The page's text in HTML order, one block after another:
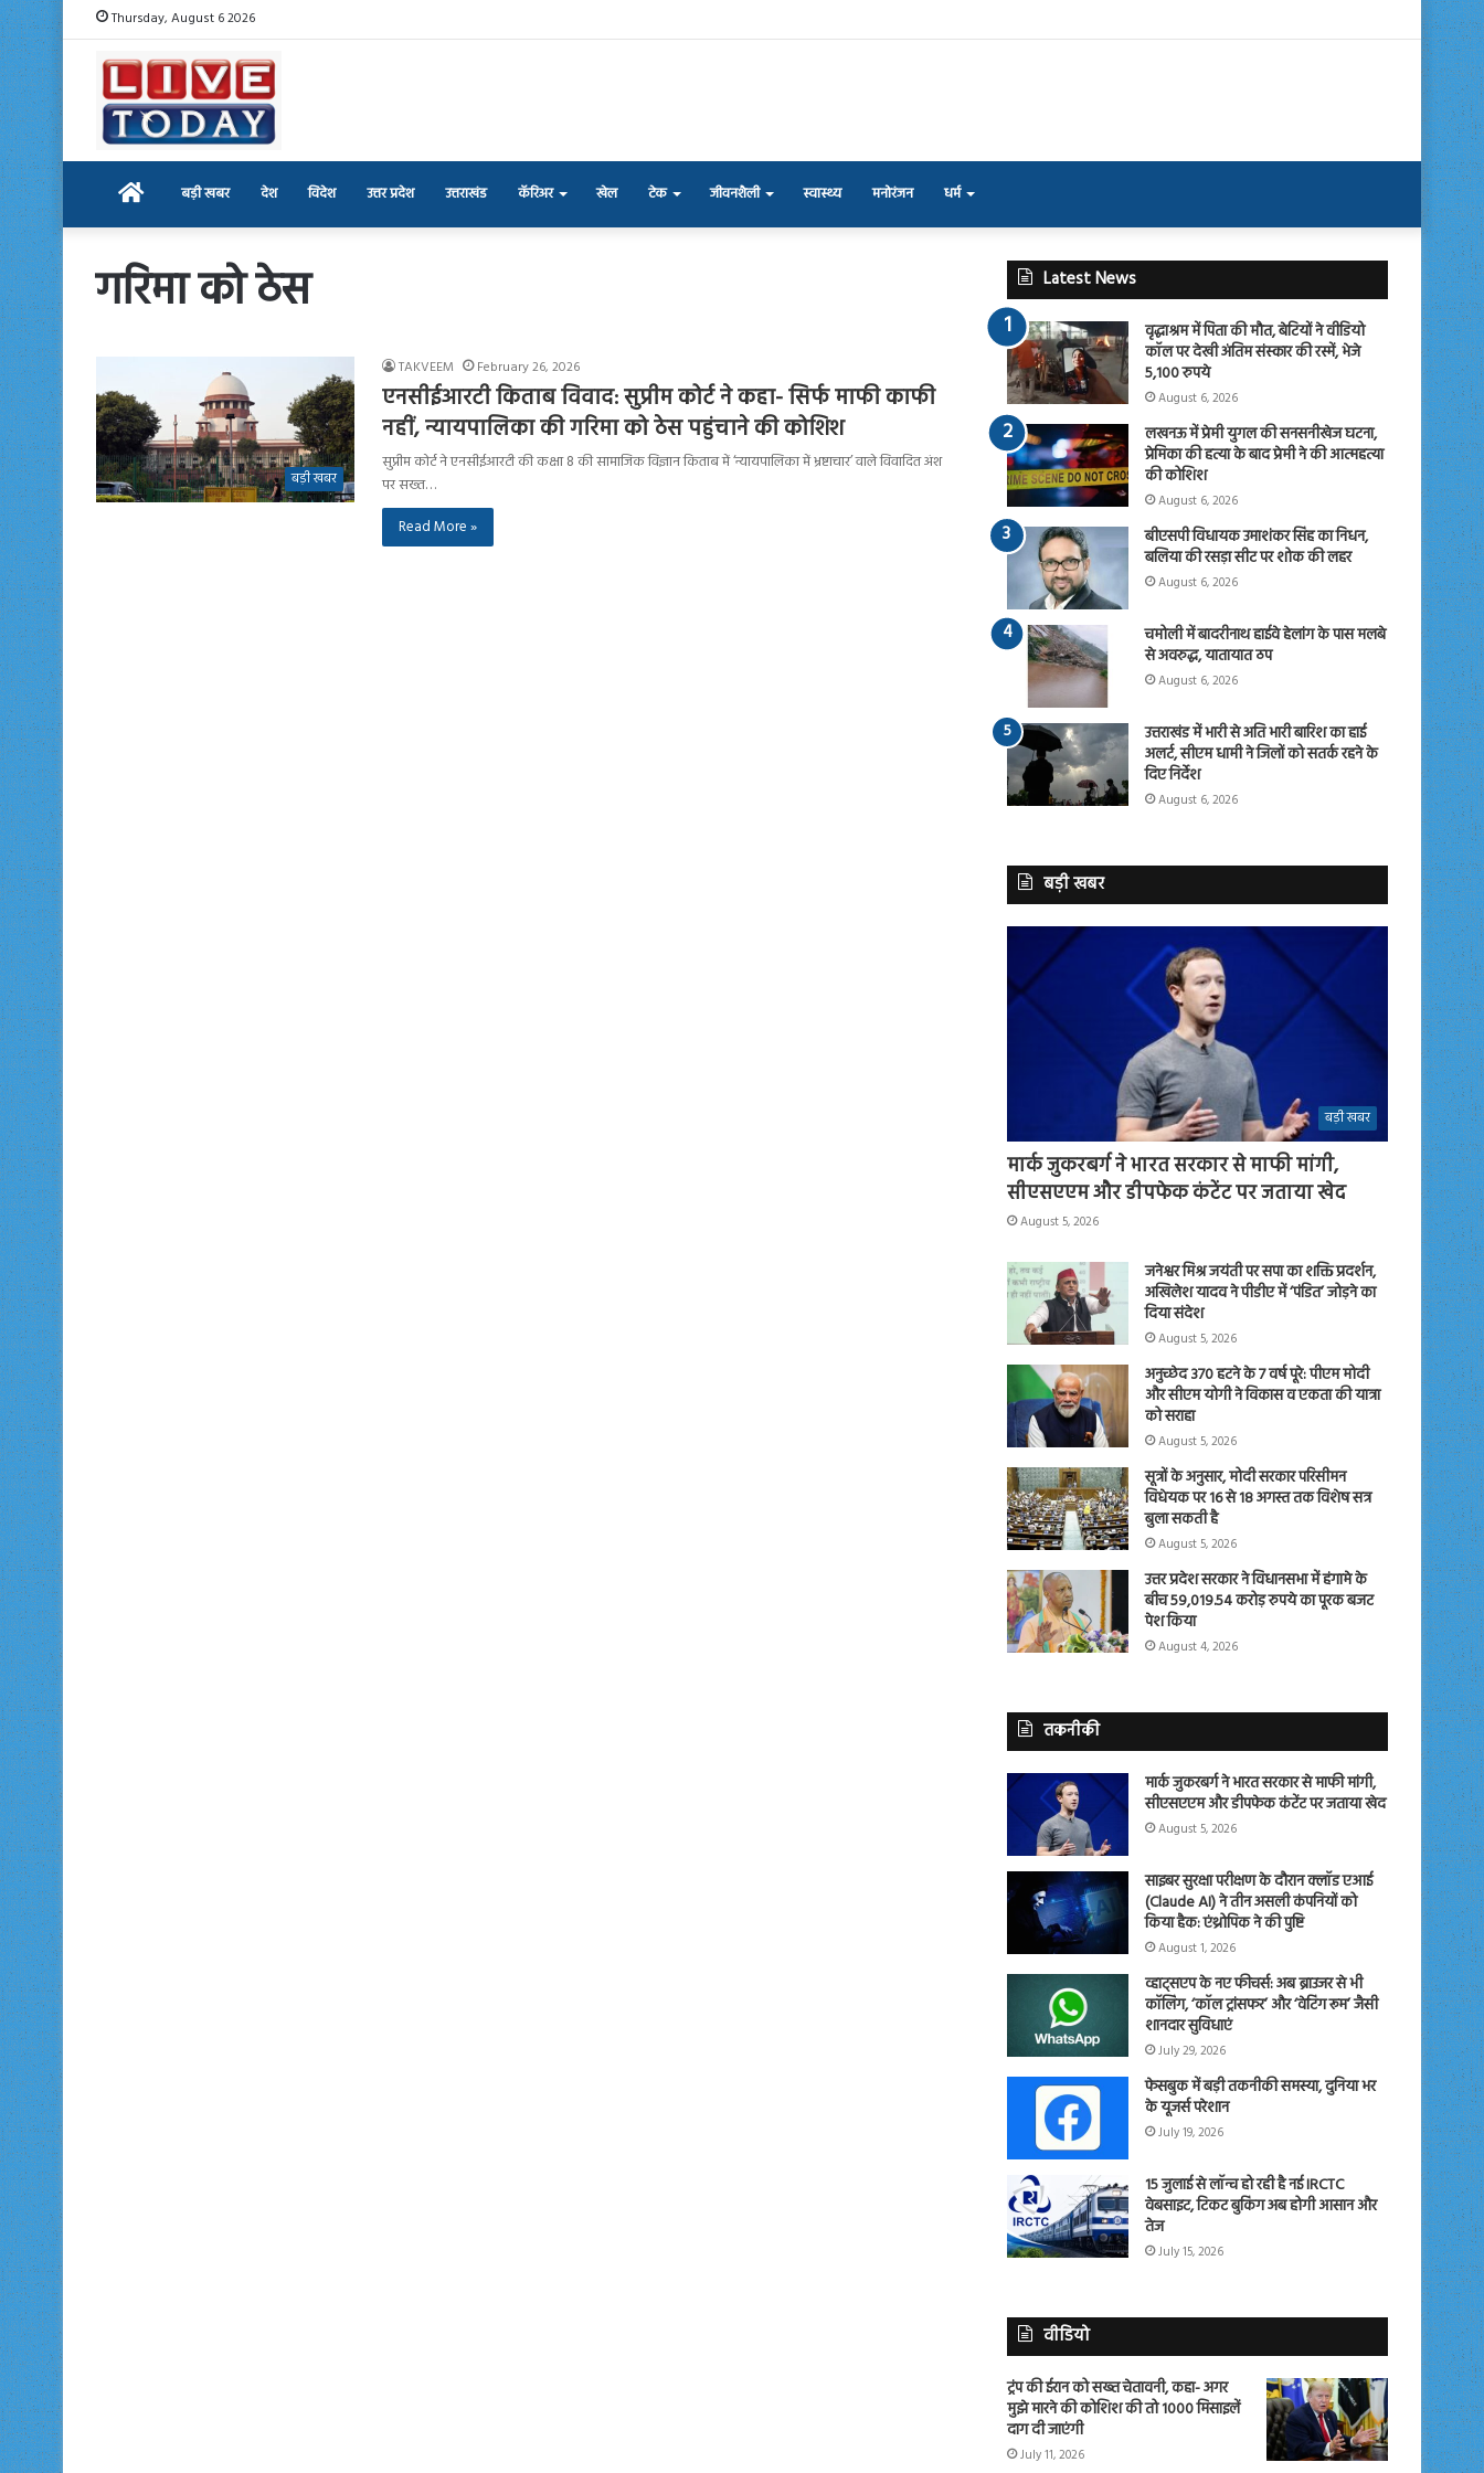
Thursday, August 6 2026
Home बड़ी खबर देश विदेश उत्तर प्रदेश उत्तराखंड कॅरिअर खेल टेक जीवनशैली स्वास्थ्य मनोरंजन धर्म
गरिमा को ठेस
बड़ी खबर
TAKVEEM February 26, 2026
एनसीईआरटी किताब विवाद: सुप्रीम कोर्ट ने कहा- सिर्फ माफी काफी
नहीं, न्यायपालिका की गरिमा को ठेस पहुंचाने की कोशिश
सुप्रीम कोर्ट ने एनसीईआरटी की कक्षा 8 की सामाजिक विज्ञान किताब में ‘न्यायपालिका में भ्रष्टाचार’ वाले विवादित अंश
पर सख्त…
Read More »
Latest News
वृद्धाश्रम में पिता की मौत, बेटियों ने वीडियो
कॉल पर देखी अंतिम संस्कार की रस्में, भेजे
5,100 रुपये
August 6, 2026
लखनऊ में प्रेमी युगल की सनसनीखेज घटना,
प्रेमिका की हत्या के बाद प्रेमी ने की आत्महत्या
की कोशिश
August 6, 2026
बीएसपी विधायक उमाशंकर सिंह का निधन,
बलिया की रसड़ा सीट पर शोक की लहर
August 6, 2026
चमोली में बादरीनाथ हाईवे हेलांग के पास मलबे
से अवरुद्ध, यातायात ठप
August 6, 2026
उत्तराखंड में भारी से अति भारी बारिश का हाई
अलर्ट, सीएम धामी ने जिलों को सतर्क रहने के
दिए निर्देश
August 6, 2026
बड़ी खबर
बड़ी खबर
मार्क जुकरबर्ग ने भारत सरकार से माफी मांगी,
सीएसएएम और डीपफेक कंटेंट पर जताया खेद
August 5, 2026
जनेश्वर मिश्र जयंती पर सपा का शक्ति प्रदर्शन,
अखिलेश यादव ने पीडीए में ‘पंडित’ जोड़ने का
दिया संदेश
August 5, 2026
अनुच्छेद 370 हटने के 7 वर्ष पूरे: पीएम मोदी
और सीएम योगी ने विकास व एकता की यात्रा
को सराहा
August 5, 2026
सूत्रों के अनुसार, मोदी सरकार परिसीमन
विधेयक पर 16 से 18 अगस्त तक विशेष सत्र
बुला सकती है
August 5, 2026
उत्तर प्रदेश सरकार ने विधानसभा में हंगामे के
बीच 59,019.54 करोड़ रुपये का पूरक बजट
पेश किया
August 4, 2026
तकनीकी
मार्क जुकरबर्ग ने भारत सरकार से माफी मांगी,
सीएसएएम और डीपफेक कंटेंट पर जताया खेद
August 5, 2026
साइबर सुरक्षा परीक्षण के दौरान क्लॉड एआई
(Claude AI) ने तीन असली कंपनियों को
किया हैक: एंथ्रोपिक ने की पुष्टि
August 1, 2026
व्हाट्सएप के नए फीचर्स: अब ब्राउजर से भी
कॉलिंग, ‘कॉल ट्रांसफर’ और ‘वेटिंग रूम’ जैसी
शानदार सुविधाएं
July 29, 2026
फेसबुक में बड़ी तकनीकी समस्या, दुनिया भर
के यूजर्स परेशान
July 19, 2026
15 जुलाई से लॉन्च हो रही है नई IRCTC
वेबसाइट, टिकट बुकिंग अब होगी आसान और
तेज
July 15, 2026
वीडियो
ट्रंप की ईरान को सख्त चेतावनी, कहा- अगर
मुझे मारने की कोशिश की तो 1000 मिसाइलें
दाग दी जाएंगी
July 11, 2026